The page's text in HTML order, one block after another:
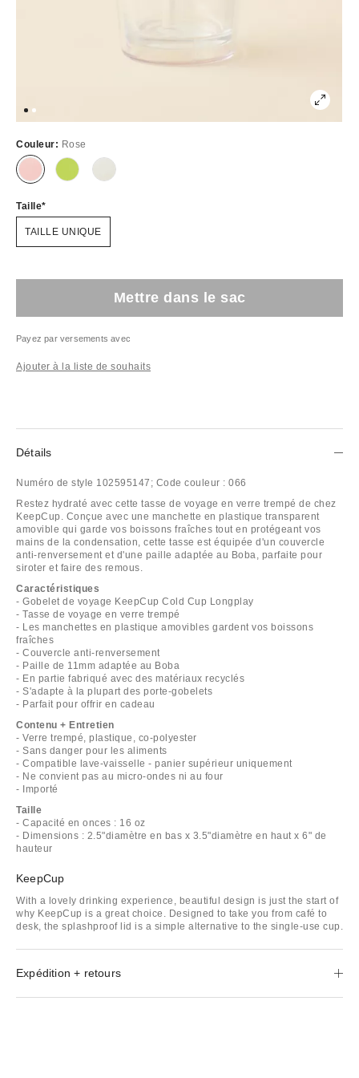
Couleur: Rose
Taille
TAILLE UNIQUE
Mettre dans le sac
Payez par versements avec
Ajouter à la liste de souhaits
Détails
Numéro de style 102595147; Code couleur : 066
Restez hydraté avec cette tasse de voyage en verre trempé de chez
KeepCup. Conçue avec une manchette en plastique transparent
amovible qui garde vos boissons fraîches tout en protégeant vos
mains de la condensation, cette tasse est équipée d'un couvercle
anti-renversement et d'une paille adaptée au Boba, parfaite pour
siroter et faire des remous.
Caractéristiques
- Gobelet de voyage KeepCup Cold Cup Longplay
- Tasse de voyage en verre trempé
- Les manchettes en plastique amovibles gardent vos boissons
fraîches
- Couvercle anti-renversement
- Paille de 11mm adaptée au Boba
- En partie fabriqué avec des matériaux recyclés
- S'adapte à la plupart des porte-gobelets
- Parfait pour offrir en cadeau
Contenu + Entretien
- Verre trempé, plastique, co-polyester
- Sans danger pour les aliments
- Compatible lave-vaisselle - panier supérieur uniquement
- Ne convient pas au micro-ondes ni au four
- Importé
Taille
- Capacité en onces : 16 oz
- Dimensions : 2.5"diamètre en bas x 3.5"diamètre en haut x 6" de
hauteur
KeepCup
With a lovely drinking experience, beautiful design is just the start of
why KeepCup is a great choice. Designed to take you from café to
desk, the splashproof lid is a simple alternative to the single-use cup.
Expédition + retours